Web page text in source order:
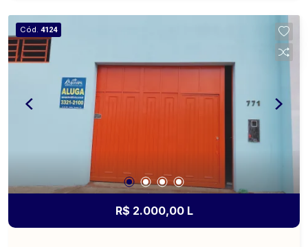
Cód. 4124
R$ 2.000,00 L